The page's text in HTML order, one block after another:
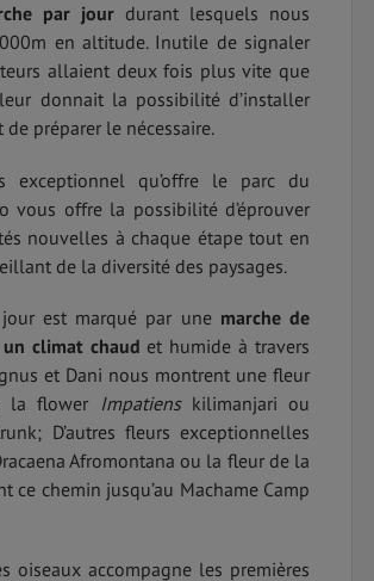
par jour durant lesquels nous
en altitude. Inutile de signaler
allaient deux fois plus vite que
donnait la possibilité d’installer
de préparer le nécessaire.
exceptionnel qu’offre le parc du
vous offre la possibilité d’éprouver
nouvelles à chaque étape tout en
de la diversité des paysages.
est marqué par une marche de
climat chaud et humide à travers
et Dani nous montrent une fleur
la flower Impatienskilimanjari ou
D’autres fleurs exceptionnelles
Afromontana ou la fleur de la
ce chemin jusqu’au Machame Camp
oiseaux accompagne les premières